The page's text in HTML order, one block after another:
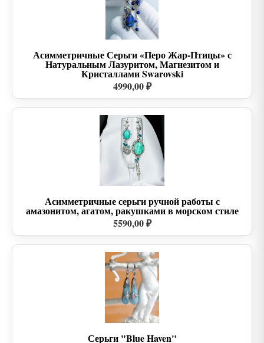
Асимметричные Серьги «Перо Жар-Птицы» с
Натуральным Лазуритом, Магнезитом и
Кристаллами Swarovski
4990,00 ₽
Асимметричные серьги ручной работы с
амазонитом, агатом, ракушками в морском стиле
5590,00 ₽
Серьги "Blue Haven"